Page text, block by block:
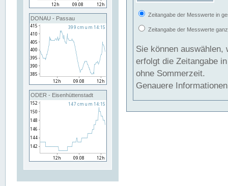
DONAU - Passau
ODER - Eisenhüttenstadt
Zeitangabe der Messwerte in
Zeitangabe der Messwerte
Sie können auswählen,
erfolgt die Zeitangabe
ohne Sommerzeit.
Genauere